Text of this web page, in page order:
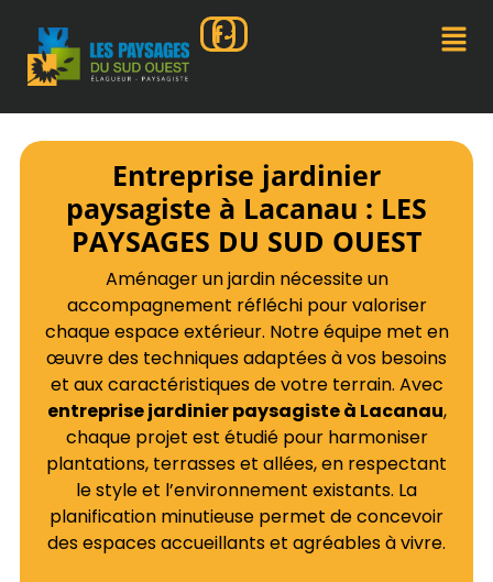
Entreprise jardinier
paysagiste à Lacanau : LES
PAYSAGES DU SUD OUEST
Aménager un jardin nécessite un
accompagnement réfléchi pour valoriser
chaque espace extérieur. Notre équipe met en
œuvre des techniques adaptées à vos besoins
et aux caractéristiques de votre terrain. Avec
entreprise jardinier paysagiste à Lacanau,
chaque projet est étudié pour harmoniser
plantations, terrasses et allées, en respectant
le style et l’environnement existants. La
planification minutieuse permet de concevoir
des espaces accueillants et agréables à vivre.